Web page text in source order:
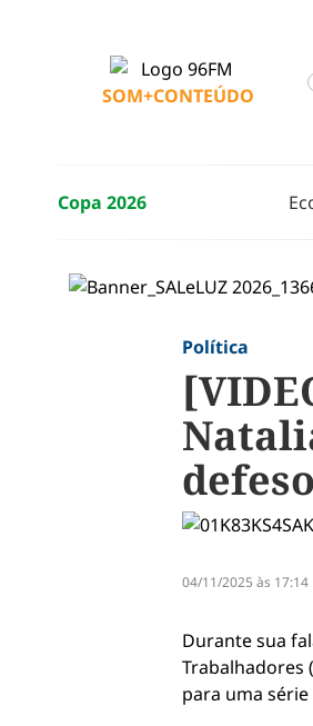
SOM+CONTEÚDO
Copa 2026
Política
defeso
04/11/2025 às 17:14
Durante sua
Trabalhadores
para uma